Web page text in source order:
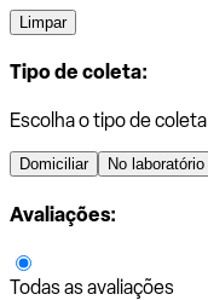
Limpar
Tipo de coleta:
Escolha o tipo de coleta
Domiciliar No laboratório
Avaliações:
Todas as avaliações